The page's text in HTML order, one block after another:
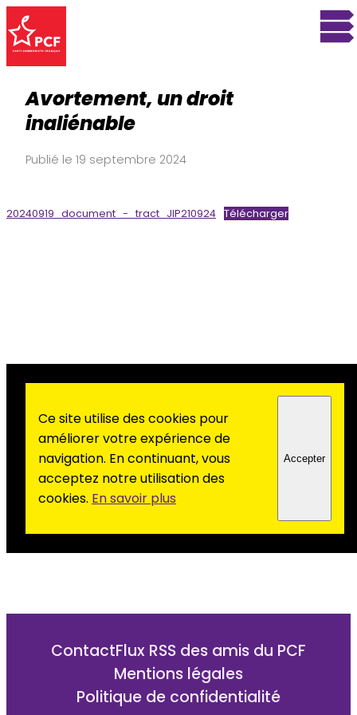
Avortement, un droit
inaliénable
Publié le 19 septembre 2024
20240919_document_-_tract_JIP210924 Télécharger
Ce site utilise des cookies pour
améliorer votre expérience de
navigation. En continuant, vous
acceptez notre utilisation des
cookies. En savoir plus
Accepter
ContactFlux RSS des amis du PCF
Mentions légales
Politique de confidentialité